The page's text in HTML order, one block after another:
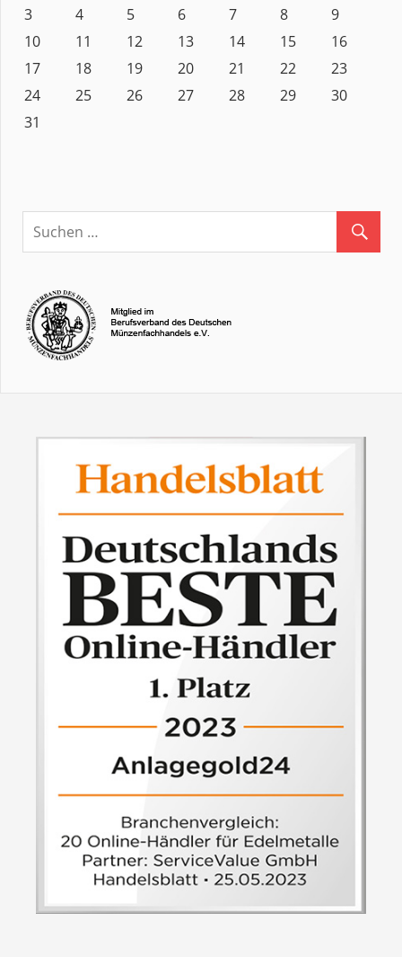
3
4 5 6 7 8
9
10
11 12 13 14 15
16
17
18 19 20 21 22
23
24
25 26 27 28 29
30
31